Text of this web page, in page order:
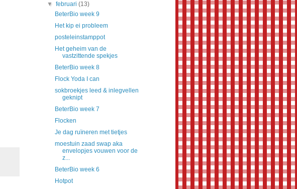
▼februari(13)
BeterBio week 9
Het kip ei probleem
posteleinstamppot
Het geheim van de
vastzittende spekjes
BeterBio week 8
Flock Yoda I can
sokbroekjes leed & inlegvellen
geknipt
BeterBio week 7
Flocken
Je dag ruïneren met tietjes
moestuin zaad swap aka
envelopjes vouwen voor de
z...
BeterBio week 6
Hotpot